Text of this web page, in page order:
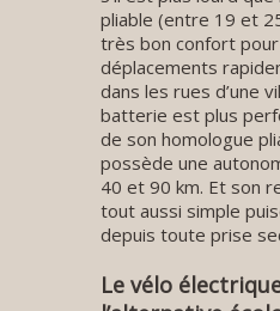
pliable (entre 19 et
très bon confort
déplacements
dans les rues d’une
batterie est plus
de son homologue
possède une
40 et 90 km. Et son
tout aussi simple
depuis toute prise
Le vélo